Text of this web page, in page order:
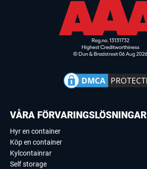
VÅRA FÖRVARINGSLÖSNINGAR
Hyr en container
Köp en container
Kylcontainrar
Self storage